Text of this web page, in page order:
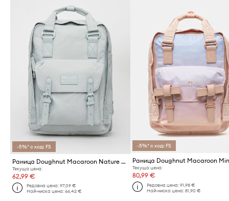
-5%* с код: FS
Раница Doughnut Macaroon Nature Pale
Текуща цена:
62,99 €
Редовна цена:97,09 €
Най-ниска цена:66,42 €
-5%* с код: FS
Текуща цена:
80,99 €
Редовна цена: 91,98 €
Най-ниска цена: 81,90 €